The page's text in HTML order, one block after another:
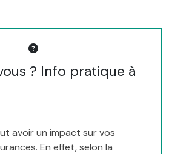
? Info pratique à
avoir un impact sur vos
En effet, selon la